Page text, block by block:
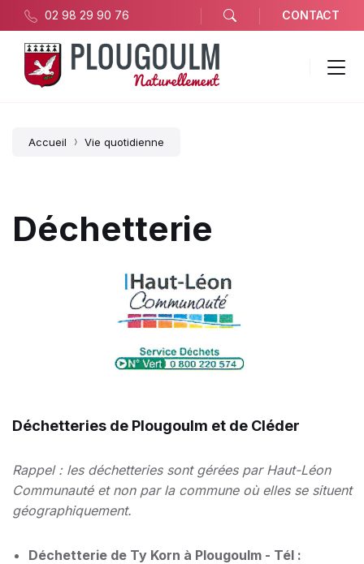
CONTACT
02 98 29 90 76
Accueil Vie quotidienne
Déchetterie
Déchetteries de Plougoulm et de Cléder
Rappel : les déchetteries sont gérées par Haut-Léon
Communauté et non par la commune où elles se situent
géographiquement.
Déchetterie de Ty Korn à Plougoulm - Tél :